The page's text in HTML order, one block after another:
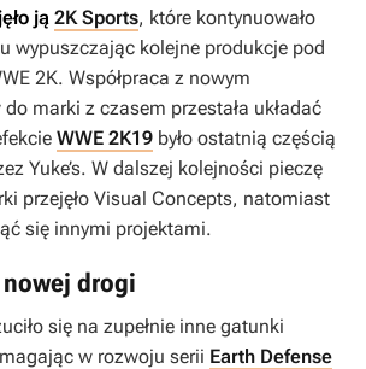
ją 2K Sports, które kontynuowało
wypuszczając kolejne produkcje pod
2K. Współpraca z nowym
marki z czasem przestała układać
WWE 2K19 było ostatnią częścią
Yuke’s. W dalszej kolejności pieczę
przejęło Visual Concepts, natomiast
się innymi projektami.
drogi
się na zupełnie inne gatunki
w rozwoju serii Earth Defense